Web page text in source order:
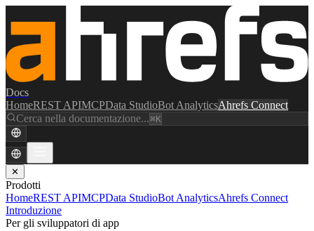
Docs
HomeREST APIMCPData StudioBot AnalyticsAhrefs Connect
Cerca nella documentazione...⌘K
✕
Prodotti
HomeREST APIMCPData StudioBot AnalyticsAhrefs Connect
Introduzione
Per gli sviluppatori di app